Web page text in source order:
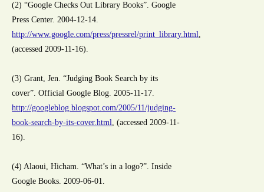
(2) “Google Checks Out Library Books”. Google
Press Center. 2004-12-14.
http://www.google.com/press/pressrel/print_library.html,
(accessed 2009-11-16).
(3) Grant, Jen. “Judging Book Search by its
cover”. Official Google Blog. 2005-11-17.
http://googleblog.blogspot.com/2005/11/judging-
book-search-by-its-cover.html, (accessed 2009-11-
16).
(4) Alaoui, Hicham. “What’s in a logo?”. Inside
Google Books. 2009-06-01.